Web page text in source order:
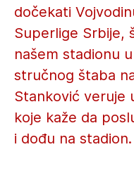
dočekati
Superlige Srbije,
našem stadionu
stručnog štaba
Stanković veruje
koje kaže da
i dođu na stadion.